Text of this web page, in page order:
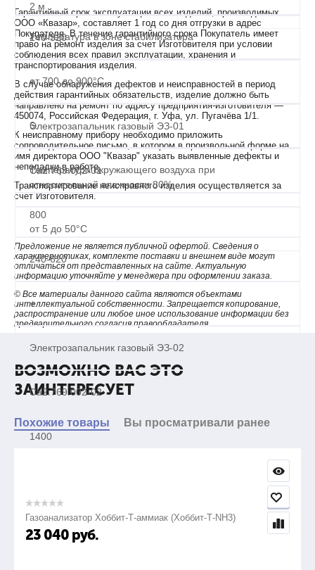
2 м
Температура в зоне стабилизатора
от 700 до 900°С
6.
Температура окружающего воздуха при
относительной влажности 80%
от 5 до 50°С
240-320
+
Электрозапальник газовый ЭЗ-01
Са2.769.002-01
800
240-620
+
Электрозапальник газовый ЭЗ-02
Са2.769.002-02
1400
Гарантийный срок эксплуатации всех изделий, производимых
ООО «Квазар», составляет 1 год со дня отгрузки в адрес
Покупателя. В течение гарантийного срока Покупатель имеет
право на ремонт изделия за счет Изготовителя при условии
соблюдения всех правил эксплуатации, хранения и
транспортирования изделия.
В случае обнаружения дефектов и неисправностей в период
действия гарантийных обязательств, изделие должно быть
направлено на ремонт по адресу предприятия-изготовителя —
450074, Российская Федерация, г. Уфа, ул. Пугачёва 1/1.
К неисправному прибору необходимо приложить
сопроводительное письмо, в котором в произвольной форме на
имя директора ООО "Квазар" указать выявленные дефекты и
неполадки в работе.
Транспортирование неисправного изделия осуществляется за
счет Изготовителя.
Предложение не является публичной офертой. Сведения о
характеристиках, комплекте поставки и внешнем виде могут
отличаться от представленных на сайте. Актуальную
информацию уточняйте у менеджера при оформлении заказа.
© Все материалы данного сайта являются объектами
интеллектуальной собственности. Запрещается копирование,
распространение или любое иное использование информации без
предварительного согласия правообладателя.
ВОЗМОЖНО ВАС ЭТО
ЗАИНТЕРЕСУЕТ
Похожие товары Вы просматривали ранее
Газоанализатор Хоббит-Т-аммиак (Хоббит-Т-NH3)
23 040 руб.